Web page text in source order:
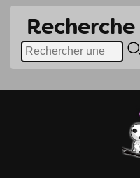
Recherche